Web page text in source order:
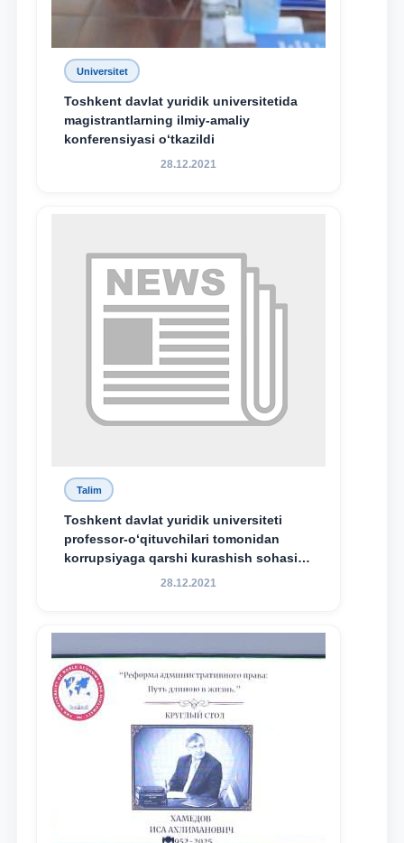
Universitet
Toshkent davlat yuridik universitetida
magistrantlarning ilmiy-amaliy
konferensiyasi o‘tkazildi
28.12.2021
Talim
Toshkent davlat yuridik universiteti
professor-o‘qituvchilari tomonidan
korrupsiyaga qarshi kurashish sohasida
amalga oshirilayotgan islohotlar hamda
maqsadida xorijiy va mahalliy ilmiy
nashrlarda chop etilgan maqolalar
dayjesti
28.12.2021